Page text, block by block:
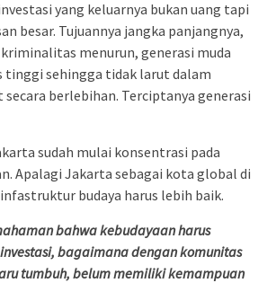
yang keluarnya bukan uang tapi
besar. Tujuannya jangka panjangnya,
menurun, generasi muda
sehingga tidak larut dalam
secara berlebihan. Terciptanya generasi
sudah mulai konsentrasi pada
Apalagi Jakarta sebagai kota global di
budaya harus lebih baik.
bahwa kebudayaan harus
bagaimana dengan komunitas
tumbuh, belum memiliki kemampuan